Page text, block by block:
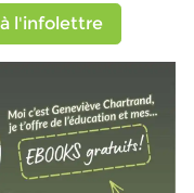
l'infolettre